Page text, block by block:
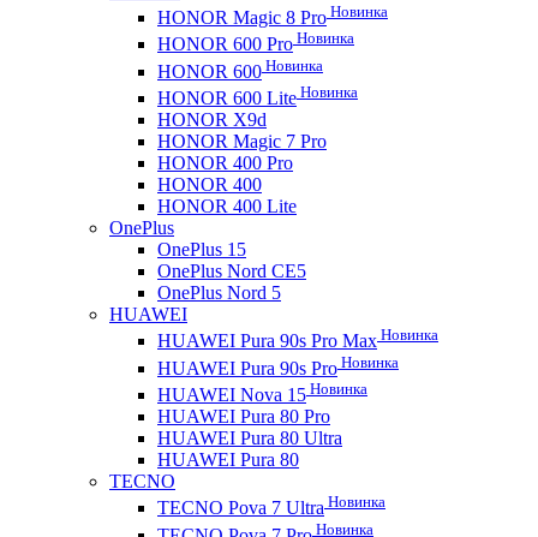
HONOR Magic 8 Pro Новинка
HONOR 600 Pro Новинка
HONOR 600 Новинка
HONOR 600 Lite Новинка
HONOR X9d
HONOR Magic 7 Pro
HONOR 400 Pro
HONOR 400
HONOR 400 Lite
OnePlus
OnePlus 15
OnePlus Nord CE5
OnePlus Nord 5
HUAWEI
HUAWEI Pura 90s Pro Max Новинка
HUAWEI Pura 90s Pro Новинка
HUAWEI Nova 15 Новинка
HUAWEI Pura 80 Pro
HUAWEI Pura 80 Ultra
HUAWEI Pura 80
TECNO
TECNO Pova 7 Ultra Новинка
Новинка